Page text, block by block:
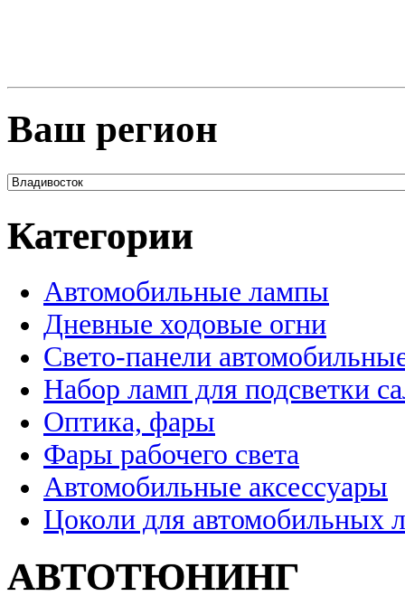
Ваш регион
Категории
Автомобильные лампы
Дневные ходовые огни
Свето-панели
Набор ламп для подсветки
Оптика, фары
Фары рабочего света
Автомобильные аксессуары
Цоколи для автомобильных
АВТОТЮНИНГ